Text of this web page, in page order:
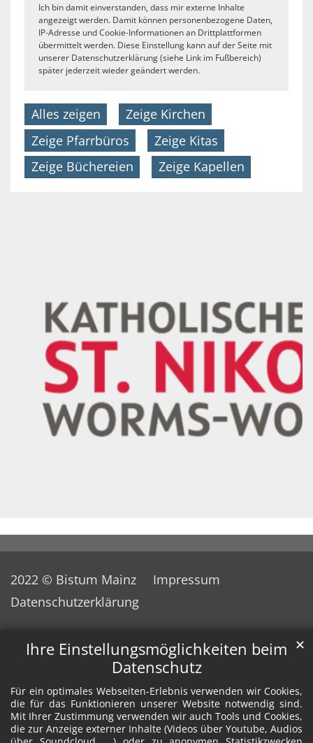
Ihre Einstellungsmöglichkeiten beim
Datenschutz
Für ein optimales Webseiten-Erlebnis verwenden wir Cookies,
die für das Funktionieren unserer Website notwendig sind.
Mit Ihrer Zustimmung verwenden wir auch Tools und Cookies,
die zur Anzeige externer Inhalte (Videos über Youtube, Audios
✕
Ich bin damit einverstanden, dass mir externe Inhalte
angezeigt werden. Damit können personenbezogene Daten,
IP-Adresse und Cookie-Informationen an Drittplattformen
übermittelt werden. Diese Einstellung kann auf der Seite mit
unserer Datenschutzerklärung (siehe Link im Fußbereich)
später jederzeit wieder geändert werden.
Alles zeigen
Zeige Kirchen
Zeige Pfarrbüros
Zeige Kitas
Zeige Büchereien
Zeige Kapellen
2022 © Bistum Mainz
Impressum
Datenschutzerklärung